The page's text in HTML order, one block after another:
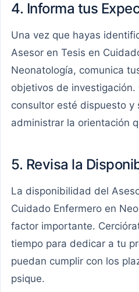
4. Informa tus
Una vez que hayas
Asesor en Tesis en
Neonatología, comunica
objetivos de investigación.
consultor esté dispuesto y
administrar la orientación
5. Revisa la
La disponibilidad del
Cuidado Enfermero en
factor importante.
tiempo para dedicar a tu
puedan cumplir con los
psique.